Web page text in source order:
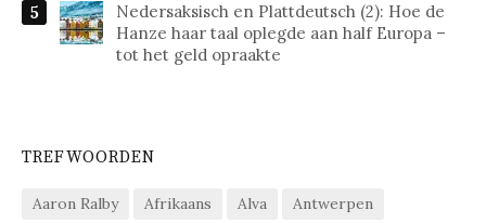
Nedersaksisch en Plattdeutsch (2): Hoe de
Hanze haar taal oplegde aan half Europa –
tot het geld opraakte
TREFWOORDEN
Aaron Ralby Afrikaans Alva
Antwerpen